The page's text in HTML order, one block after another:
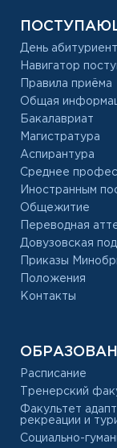
День
Навигатор
Правила приёма
Общая
Бакалавриат
Магистратура
Аспирантура
Среднее
Иностранным
Общежитие
Переводная
Довузовская
Приказы
Положения
Контакты
Расписание
Тренерский
Факультет
рекреации и
Социально-